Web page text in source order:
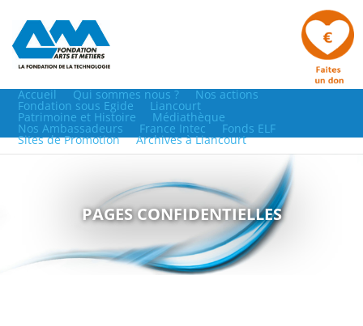
Accueil Qui sommes nous ? Nos actions
Fondation sous Egide Liancourt
Patrimoine et Histoire Médiathèque
Nos Ambassadeurs France Intec Fonds ELF
Sites de Promotion Archives à Liancourt
PAGES CONFIDENTIELLES